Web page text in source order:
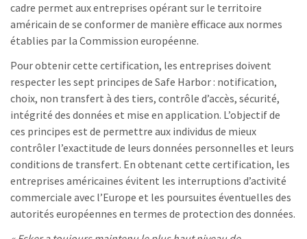
cadre permet aux entreprises opérant sur le territoire
américain de se conformer de manière efficace aux normes
établies par la Commission européenne.
Pour obtenir cette certification, les entreprises doivent
respecter les sept principes de Safe Harbor : notification,
choix, non transfert à des tiers, contrôle d’accès, sécurité,
intégrité des données et mise en application. L’objectif de
ces principes est de permettre aux individus de mieux
contrôler l’exactitude de leurs données personnelles et leurs
conditions de transfert. En obtenant cette certification, les
entreprises américaines évitent les interruptions d’activité
commerciale avec l’Europe et les poursuites éventuelles des
autorités européennes en termes de protection des données.